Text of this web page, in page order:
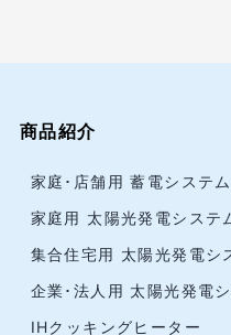
商品紹介
家庭･店舗用 蓄電システム
家庭用 太陽光発電システ
集合住宅用 太陽光発電シ
企業･法人用 太陽光発電
IHクッキングヒーター